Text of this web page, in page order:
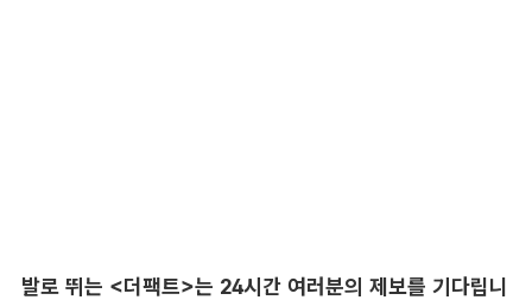
발로 뛰는 <더팩트>는 24시간 여러분의 제보를 기다립니